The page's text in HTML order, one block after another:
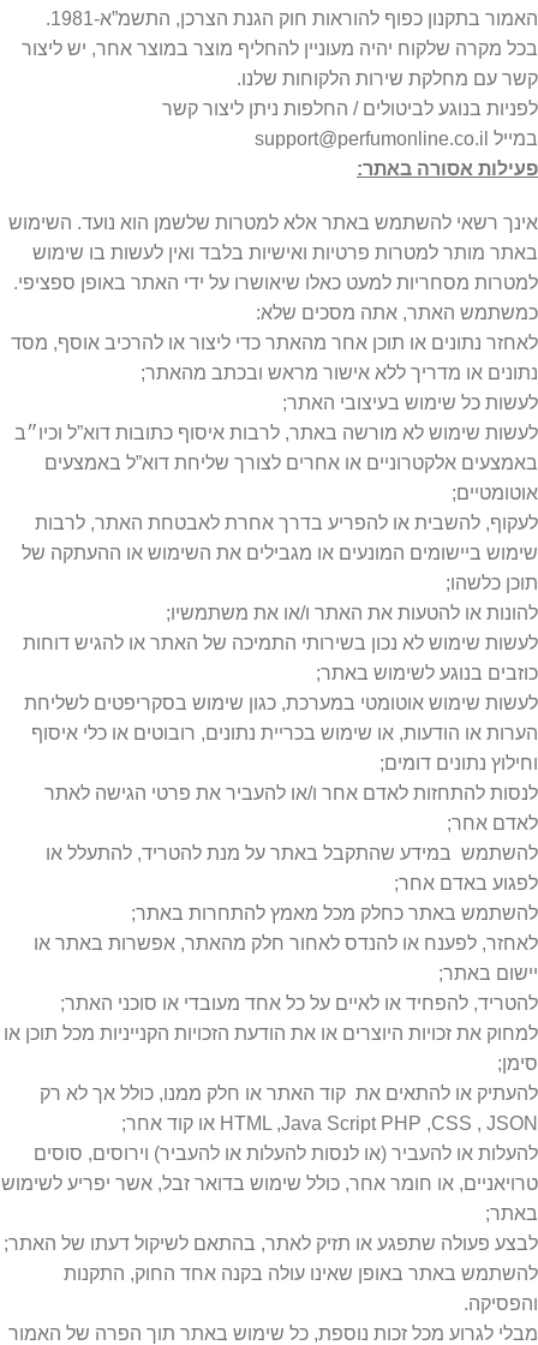
האמור בתקנון כפוף להוראות חוק הגנת הצרכן, התשמ”א-1981.
בכל מקרה שלקוח יהיה מעוניין להחליף מוצר במוצר אחר, יש ליצור
קשר עם מחלקת שירות הלקוחות שלנו.
לפניות בנוגע לביטולים / החלפות ניתן ליצור קשר
במייל support@perfumonline.co.il
פעילות אסורה באתר:
אינך רשאי להשתמש באתר אלא למטרות שלשמן הוא נועד. השימוש
באתר מותר למטרות פרטיות ואישיות בלבד ואין לעשות בו שימוש
למטרות מסחריות למעט כאלו שיאושרו על ידי האתר באופן ספציפי.
כמשתמש האתר, אתה מסכים שלא:
לאחזר נתונים או תוכן אחר מהאתר כדי ליצור או להרכיב אוסף, מסד
נתונים או מדריך ללא אישור מראש ובכתב מהאתר;
לעשות כל שימוש בעיצובי האתר;
לעשות שימוש לא מורשה באתר, לרבות איסוף כתובות דוא”ל וכיו״ב
באמצעים אלקטרוניים או אחרים לצורך שליחת דוא”ל באמצעים
אוטומטיים;
לעקוף, להשבית או להפריע בדרך אחרת לאבטחת האתר, לרבות
שימוש ביישומים המונעים או מגבילים את השימוש או ההעתקה של
תוכן כלשהו;
להונות או להטעות את האתר ו/או את משתמשיו;
לעשות שימוש לא נכון בשירותי התמיכה של האתר או להגיש דוחות
כוזבים בנוגע לשימוש באתר;
לעשות שימוש אוטומטי במערכת, כגון שימוש בסקריפטים לשליחת
הערות או הודעות, או שימוש בכריית נתונים, רובוטים או כלי איסוף
וחילוץ נתונים דומים;
לנסות להתחזות לאדם אחר ו/או להעביר את פרטי הגישה לאתר
לאדם אחר;
להשתמש במידע שהתקבל באתר על מנת להטריד, להתעלל או
לפגוע באדם אחר;
להשתמש באתר כחלק מכל מאמץ להתחרות באתר;
לאחזר, לפענח או להנדס לאחור חלק מהאתר, אפשרות באתר או
יישום באתר;
להטריד, להפחיד או לאיים על כל אחד מעובדי או סוכני האתר;
למחוק את זכויות היוצרים או את הודעת הזכויות הקנייניות מכל תוכן או
סימן;
להעתיק או להתאים את קוד האתר או חלק ממנו, כולל אך לא רק
HTML ,Java Script PHP ,CSS , JSON או קוד אחר;
להעלות או להעביר (או לנסות להעלות או להעביר) וירוסים, סוסים
טרויאניים, או חומר אחר, כולל שימוש בדואר זבל, אשר יפריע לשימוש
באתר;
לבצע פעולה שתפגע או תזיק לאתר, בהתאם לשיקול דעתו של האתר;
להשתמש באתר באופן שאינו עולה בקנה אחד החוק, התקנות
והפסיקה.
מבלי לגרוע מכל זכות נוספת, כל שימוש באתר תוך הפרה של האמור